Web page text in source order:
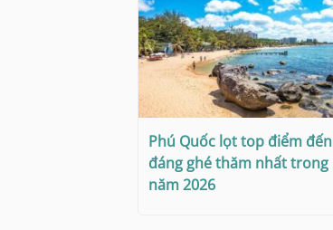
Phú Quốc lọt top điểm đến
đáng ghé thăm nhất trong
năm 2026